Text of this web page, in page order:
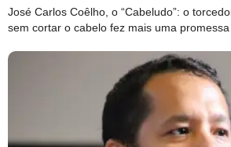
José Carlos Coêlho, o “Cabeludo”: o
sem cortar o cabelo fez mais uma promessa